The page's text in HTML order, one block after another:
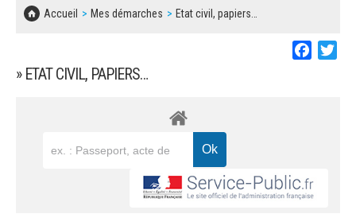
Accueil Mes démarches Etat civil, papiers…
» ETAT CIVIL, PAPIERS…
CONCERTATIONS PUBLIQUES
SOLIDARITÉ, LOGEMENT
BESOIN D'UNE AIDE ?
LES ASSOCIATIONS
MARCHÉS PUBLICS
REGLEMENT LOCAL DE PUBLICITÉ
DECLARATION DE DEMARCHAGE